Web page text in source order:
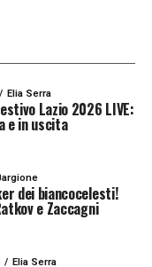
Elia Serra
Lazio 2026 LIVE:
e in uscita
dei biancocelesti!
e Zaccagni
Elia Serra